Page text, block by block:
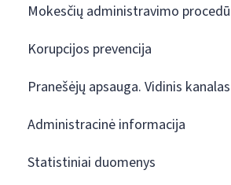
Mokesčių administravimo
Korupcijos prevencija
Pranešėjų apsauga. Vidinis kanalas
Administracinė informacija
Statistiniai duomenys